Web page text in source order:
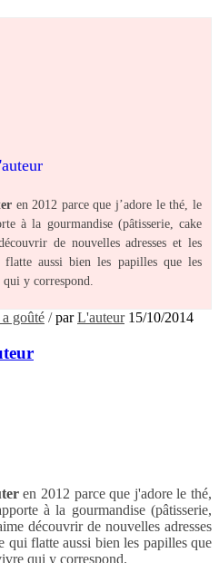
en 2012 parce que j’adore le thé, le
à la gourmandise (pâtisserie, cake
de nouvelles adresses et les
flatte aussi bien les papilles que les
y correspond.
goûté /parL'auteur 15/10/2014
en 2012 parce que j'adore le thé,
à la gourmandise (pâtisserie,
découvrir de nouvelles adresses
qui flatte aussi bien les papilles que
qui y correspond.